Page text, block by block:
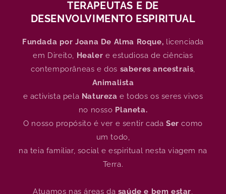
TERAPEUTAS E DE
DESENVOLVIMENTO ESPIRITUAL
Fundada por Joana De Alma Roque, licenciada
em Direito, Healer e estudiosa de ciências
contemporâneas e dos saberes ancestrais,
Animalista
e activista pela Natureza e todos os seres vivos
no nosso Planeta.
‌O nosso propósito é ver e sentir cada Sercomo
um todo,
na teia familiar, social e espiritual nesta viagem na
Terra.
Atuamos nas áreas da saúde e bem estar,